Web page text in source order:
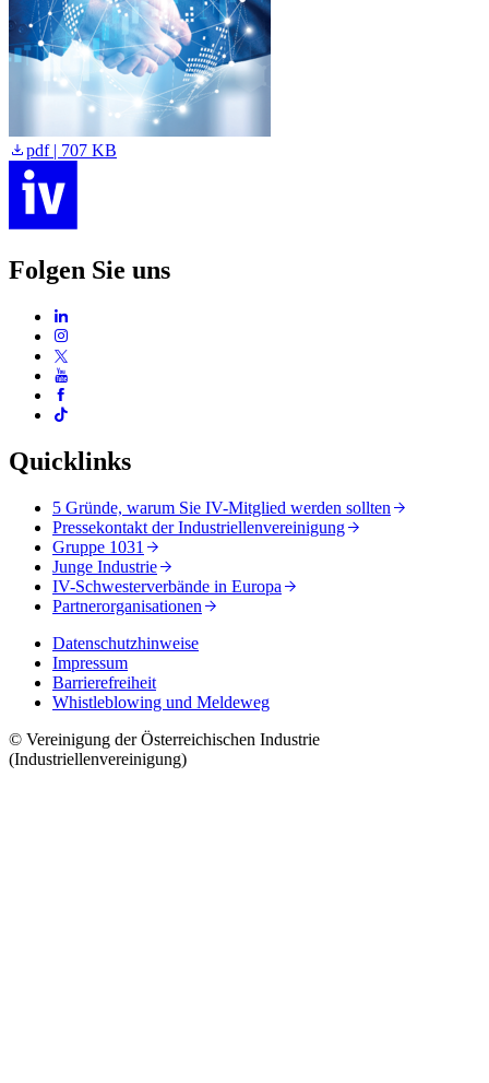
pdf | 707 KB
Folgen Sie uns
Quicklinks
5 Gründe, warum Sie IV-Mitglied werden sollten
Pressekontakt der Industriellenvereinigung
Gruppe 1031
Junge Industrie
IV-Schwesterverbände in Europa
Partnerorganisationen
Datenschutzhinweise
Impressum
Barrierefreiheit
Whistleblowing und Meldeweg
© Vereinigung der Österreichischen Industrie
(Industriellenvereinigung)